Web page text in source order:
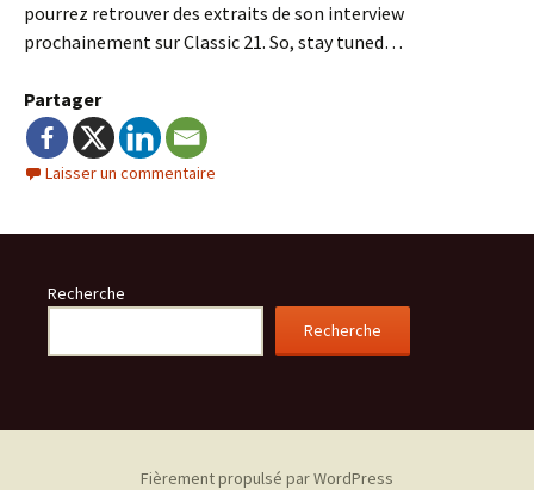
pourrez retrouver des extraits de son interview
prochainement sur Classic 21. So, stay tuned…
Partager
Laisser un commentaire
Recherche
Recherche
Fièrement propulsé par WordPress